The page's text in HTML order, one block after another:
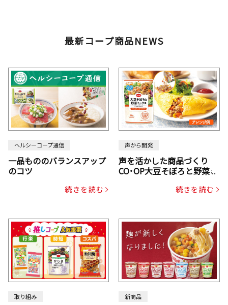
最新コープ商品NEWS
ヘルシーコープ通信
一品もののバランスアップ
のコツ
続きを読む
声から開発
声を活かした商品づくり
CO･OP大豆そぼろと野菜ミ
じん・コーン入り）続きを読む
取り組み 新商品